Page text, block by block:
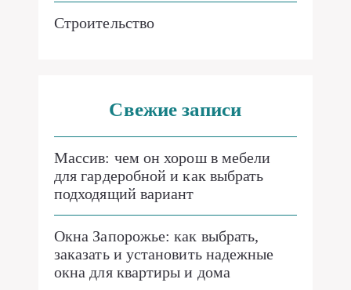
Строительство
Свежие записи
Массив: чем он хорош в мебели
для гардеробной и как выбрать
подходящий вариант
Окна Запорожье: как выбрать,
заказать и установить надежные
окна для квартиры и дома